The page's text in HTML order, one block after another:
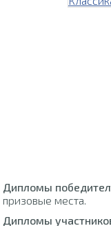
Дипломы
призовые места.
Дипломы